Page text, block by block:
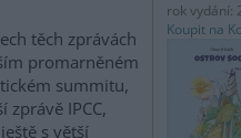
těch zprávách
promarněném
summitu,
zprávě IPCC,
s větší
rok vydání:
Koupit na